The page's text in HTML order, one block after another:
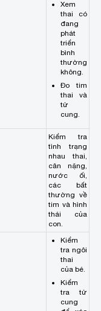
Xem
thai có
đang
phát
triển
bình
thường
không.
Đo tim
thai và
tử
cung.
Kiểm tra
tình trạng
nhau thai,
cân nặng,
nước ối,
các bất
thường về
tim và hình
thái của
con.
Kiểm
tra ngôi
thai
của bé.
Kiểm
tra tử
cung